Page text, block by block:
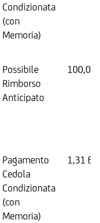
Condizionata
(con
Memoria)
Possibile
Rimborso
Anticipato
100,00
Pagamento
Cedola
Condizionata
(con
Memoria)
1,31